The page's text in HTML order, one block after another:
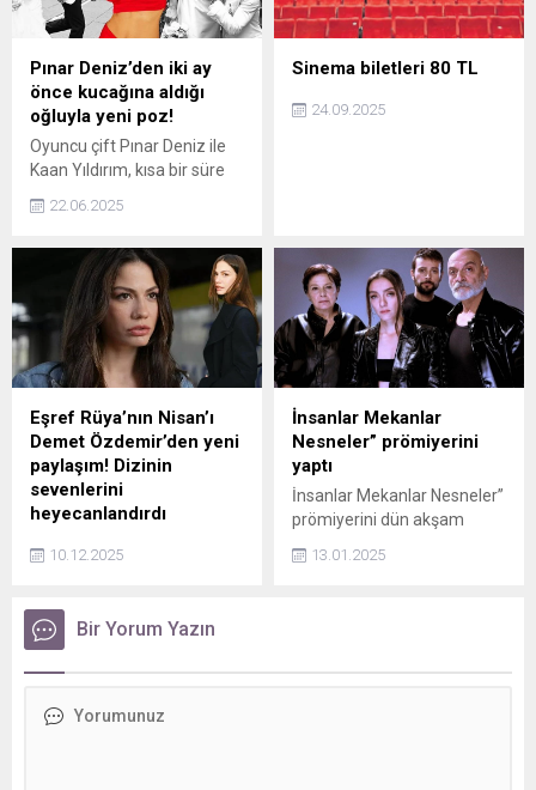
darbedildiğini öne sürdü.
Büşra Karakaş Avdienko'nun
iddialarına ilişkin yazılı
açıklama yaptı. Açıklamada
Gizli kayıt aldığının
anlaşılması üzerine
kendisinden etkinliği terk
etmesi istenmiştir....
Pınar Deniz’den iki ay
önce kucağına aldığı
oğluyla yeni poz!
Oyuncu çift Pınar Deniz ile
Kaan Yıldırım, kısa bir süre
kavuşmuştu. Taze anne,
yeni bir fotoğraf paylaştı.
22.06.2025
Sinema biletleri 80 TL
24.09.2025
Eşref Rüya’nın Nisan’ı
Demet Özdemir’den yeni
paylaşım! Dizinin
sevenlerini
heyecanlandırdı
rekortmeni dizisi Eşref
hayat veren oyuncu Demet
Özdemir'in yeni bölüm
10.12.2025
İnsanlar Mekanlar
Nesneler” prömiyerini
yaptı
İnsanlar Mekanlar Nesneler”
prömiyerini dün akşam
ismin katılımıyla
13.01.2025
Bir Yorum Yazın